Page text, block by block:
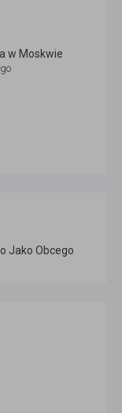
w Moskwie
Jako Obcego